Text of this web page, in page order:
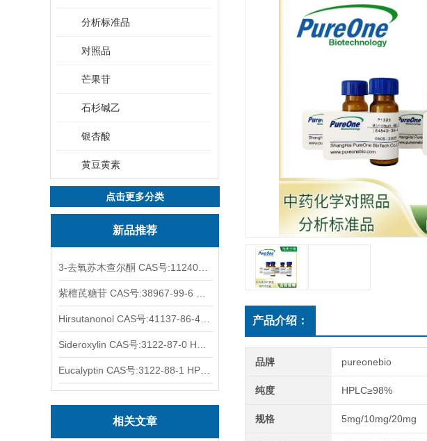
分析标准品
对照品
芒果苷
石杉碱乙
银杏酸
黄豆黄素
点击更多分类
新品推荐
相关文章
产品介绍：
品牌 pureonebio
纯度 HPLC≥98%
规格 5mg/10mg/20mg